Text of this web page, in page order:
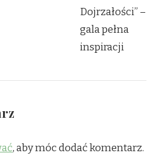
, aby móc dodać komentarz.